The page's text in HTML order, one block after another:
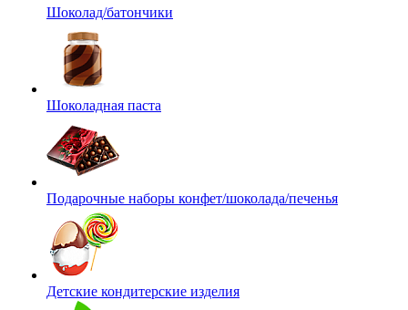
Шоколад/батончики
Шоколадная паста
Подарочные наборы конфет/шоколада/печенья
Детские кондитерские изделия